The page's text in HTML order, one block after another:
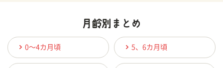
0〜4カ月頃 5、6カ月頃